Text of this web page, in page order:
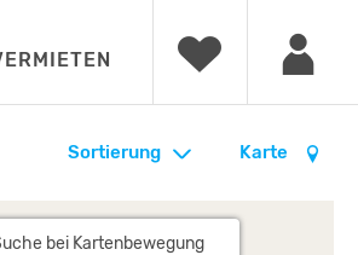
Karte
Sortierung
bei Kartenbewegung